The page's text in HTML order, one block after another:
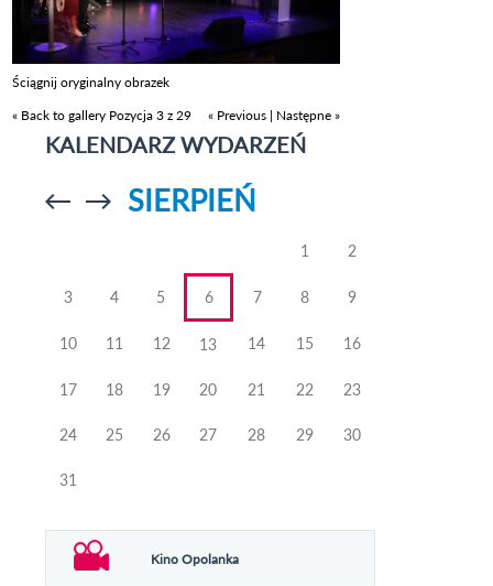
Ściągnij oryginalny obrazek
« Back to gallery Pozycja 3 z 29 « Previous | Następne »
KALENDARZ WYDARZEŃ
Przejdź doPrzejdź do
SIERPIEŃ
1 2
3 4 5 6 7 8 9
10 11 12 13 14 15 16
17 18 19 20 21 22 23
24 25 26 27 28 29 30
31
Kino Opolanka